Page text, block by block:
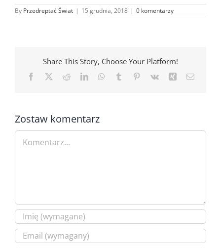
By Przedreptać Świat | 15 grudnia, 2018 | 0 komentarzy
Share This Story, Choose Your Platform!
Facebook RedditLinkedInWhatsApp
Tumblr Pinterest
Vk Xing Email
Zostaw komentarz
Comment